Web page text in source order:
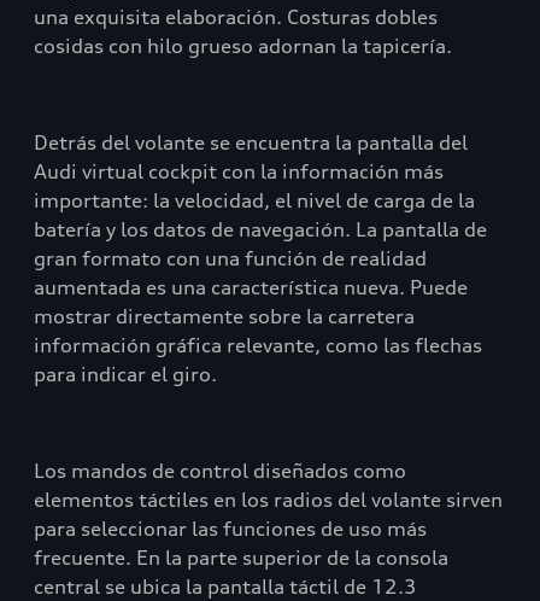
una exquisita elaboración. Costuras dobles
cosidas con hilo grueso adornan la tapicería.
Detrás del volante se encuentra la pantalla del
Audi virtual cockpit con la información más
importante: la velocidad, el nivel de carga de la
batería y los datos de navegación. La pantalla de
gran formato con una función de realidad
aumentada es una característica nueva. Puede
mostrar directamente sobre la carretera
información gráfica relevante, como las flechas
para indicar el giro.
Los mandos de control diseñados como
elementos táctiles en los radios del volante sirven
para seleccionar las funciones de uso más
frecuente. En la parte superior de la consola
central se ubica la pantalla táctil de 12.3